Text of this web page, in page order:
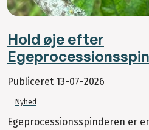
Hold øje efter
Publiceret 13-07-2026
Nyhed
Egeprocessionsspinderen er